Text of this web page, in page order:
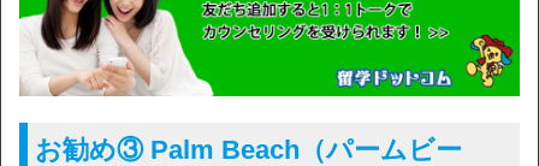
お勧め③ Palm Beach（パームビー